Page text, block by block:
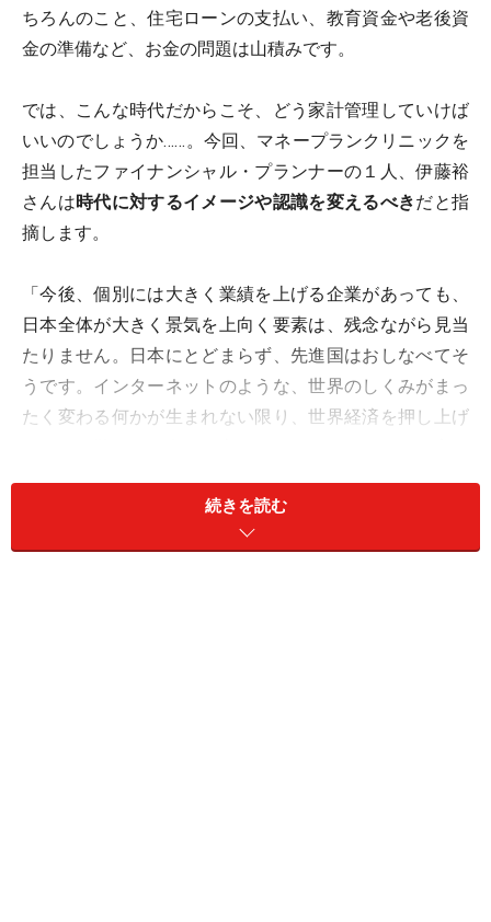
ちろんのこと、住宅ローンの支払い、教育資金や老後資
金の準備など、お金の問題は山積みです。
では、こんな時代だからこそ、どう家計管理していけば
いいのでしょうか……。今回、マネープランクリニックを
担当したファイナンシャル・プランナーの１人、伊藤裕
さんは時代に対するイメージや認識を変えるべきだと指
摘します。
「今後、個別には大きく業績を上げる企業があっても、
日本全体が大きく景気を上向く要素は、残念ながら見当
たりません。日本にとどまらず、先進国はおしなべてそ
うです。インターネットのような、世界のしくみがまっ
たく変わる何かが生まれない限り、世界経済を押し上げ
ば、急成長の新興国だって、経済は遅かれ早かれ、今の
先進国と同じ道をたどる可能性が十分にあります」(FP
続きを読む